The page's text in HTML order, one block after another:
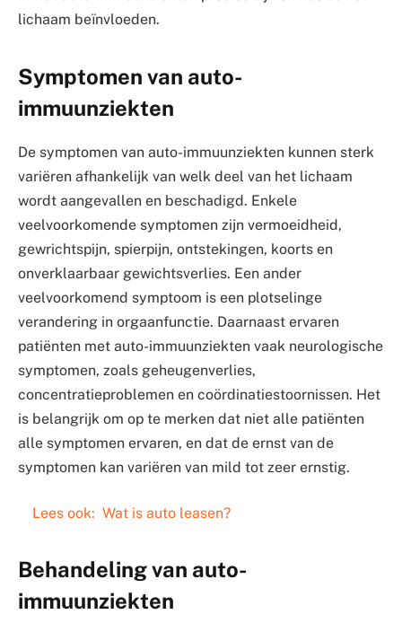
lichaam beïnvloeden.
Symptomen van auto-
immuunziekten
De symptomen van auto-immuunziekten kunnen sterk
variëren afhankelijk van welk deel van het lichaam
wordt aangevallen en beschadigd. Enkele
veelvoorkomende symptomen zijn vermoeidheid,
gewrichtspijn, spierpijn, ontstekingen, koorts en
onverklaarbaar gewichtsverlies. Een ander
veelvoorkomend symptoom is een plotselinge
verandering in orgaanfunctie. Daarnaast ervaren
patiënten met auto-immuunziekten vaak neurologische
symptomen, zoals geheugenverlies,
concentratieproblemen en coördinatiestoornissen. Het
is belangrijk om op te merken dat niet alle patiënten
alle symptomen ervaren, en dat de ernst van de
symptomen kan variëren van mild tot zeer ernstig.
Lees ook: Wat is auto leasen?
Behandeling van auto-
immuunziekten